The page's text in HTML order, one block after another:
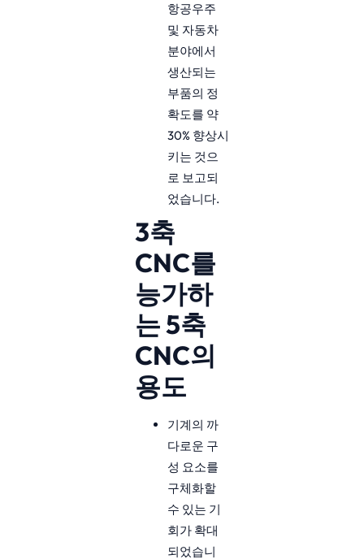
항공우주
및 자동차
분야에서
생산되는
부품의 정
확도를 약
30% 향상시
키는 것으
로 보고되
었습니다.
3축
CNC를
능가하
는 5축
CNC의
용도
기계의 까
다로운 구
성 요소를
구체화할
수 있는 기
회가 확대
되었습니